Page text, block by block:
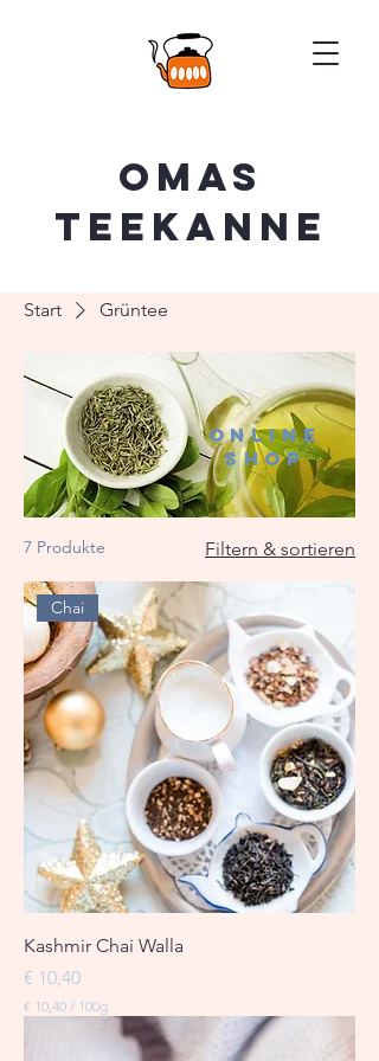
Omas
Teekanne
Start Grüntee
7 Produkte Filtern & sortieren
Chai
Kashmir Chai Walla
Preis
€ 10,40
€ 10,40 / 100g
ONLINE
SHOP